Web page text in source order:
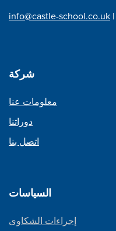
info@castle-school.co.uk |
شركة
معلومات عنا
دوراتنا
اتصل بنا
السياسات
إجراءات الشكاوى